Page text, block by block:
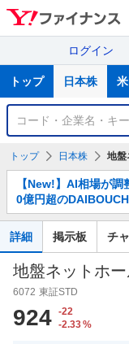
ログイン
サ
トップ 日本株
銘
検
トップ 日本株 地盤
知
ら
せ
【New!】AI相場が
0億円超の
詳細 掲示板 チ
地盤ネットホ
6072 東証STD
924 -22
-2.33%